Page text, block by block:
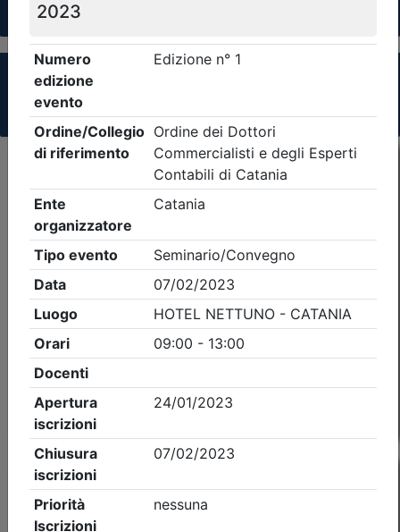
Clicca qui - espandi la sezione dei filtri ricerca
Criteri di ricerca applicati:
- Tipo Ordine/collegio:
Catania- Eventi in programma dal9/8/2026
Precedente 1 Successiva
Nessun risultato per i parametri inseriti
Esito della ricerca eventi formativi